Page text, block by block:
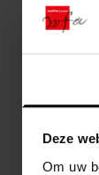
Deze
Om uw